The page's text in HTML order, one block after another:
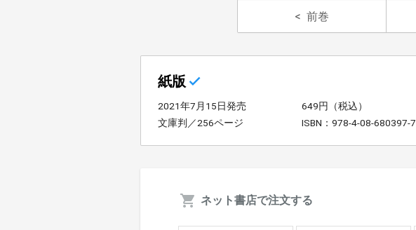
前巻
紙版
2021年7月15日発売
649円（税込）
文庫判／256ページ
ISBN：978-4-08-680397-7
ネット書店で注文する